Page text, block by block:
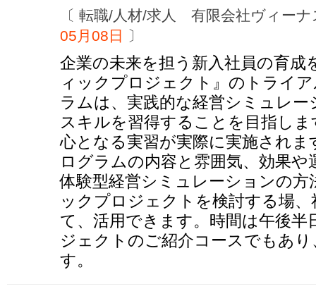
〔 転職/人材/求人 有限会社ヴィー
05月08日
〕
企業の未来を担う新入社員の育
ィックプロジェクト』のトライ
ラムは、実践的な経営シミュレ
スキルを習得することを目指し
心となる実習が実際に実施され
ログラムの内容と雰囲気、効果
体験型経営シミュレーションの
ックプロジェクトを検討する場
て、活用できます。時間は午後
ジェクトのご紹介コースでもあ
す。